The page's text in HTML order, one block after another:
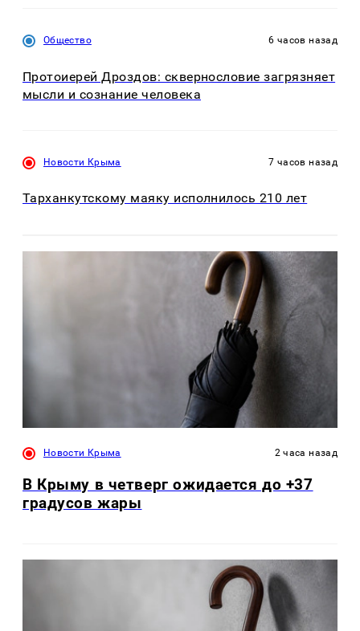
Общество 6 часов назад
Протоиерей Дроздов: сквернословие загрязняет
мысли и сознание человека
Новости Крыма 7 часов назад
Тарханкутскому маяку исполнилось 210 лет
Новости Крыма 2 часа назад
В Крыму в четверг ожидается до +37
градусов жары